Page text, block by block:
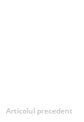
Articolul precedent